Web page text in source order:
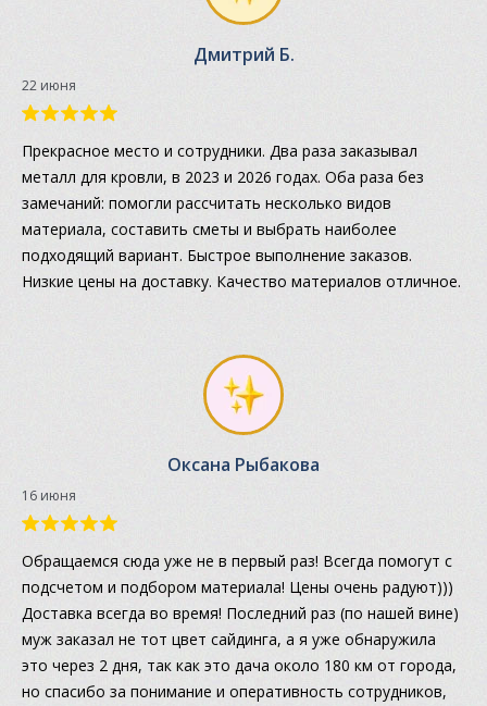
Дмитрий Б.
22 июня
Прекрасное место и сотрудники. Два раза заказывал
металл для кровли, в 2023 и 2026 годах. Оба раза без
замечаний: помогли рассчитать несколько видов
материала, составить сметы и выбрать наиболее
подходящий вариант. Быстрое выполнение заказов.
Низкие цены на доставку. Качество материалов отличное.
Оксана Рыбакова
16 июня
Обращаемся сюда уже не в первый раз! Всегда помогут с
подсчетом и подбором материала! Цены очень радуют)))
Доставка всегда во время! Последний раз (по нашей вине)
муж заказал не тот цвет сайдинга, а я уже обнаружила
это через 2 дня, так как это дача около 180 км от города,
но спасибо за понимание и оперативность сотрудников,